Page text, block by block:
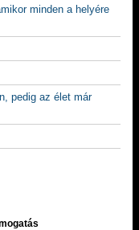
minden a helyére
pedig az élet már